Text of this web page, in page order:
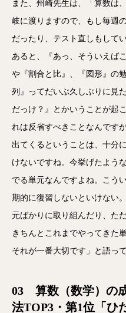
また、州崎先生は、「算数は
岐に渡りますので、もし毎週
だったり、テスト直しもして
あると、『あっ、そういえば
や『割合と比』、『図形』の
列』ってだいぶ久しぶりに見
だっけ？』とかいうことが起
れは反省すべきことなんです
出てくるということは、十分
けないですね。今挙げたよう
でる単元なんですよね。こう
期的に復習しないといけない
元ばかりに取り組んだり、た
きちんとこれまでやってきた
それが一番大切です」と語って
03 算数（数学）の
法TOP3・第1位「ひ